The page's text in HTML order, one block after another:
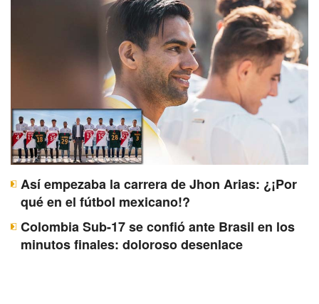
Así empezaba la carrera de Jhon Arias: ¿¡Por
qué en el fútbol mexicano!?
Colombia Sub-17 se confió ante Brasil en los
minutos finales: doloroso desenlace